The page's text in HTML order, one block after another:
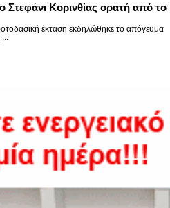
Στεφάνι Κορινθίας ορατή από το
έκταση εκδηλώθηκε το απόγευμα